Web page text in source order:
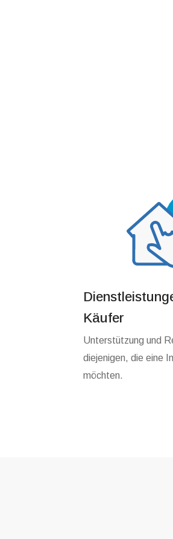
Käufer
Unterstützung und
diejenigen, die eine
möchten.